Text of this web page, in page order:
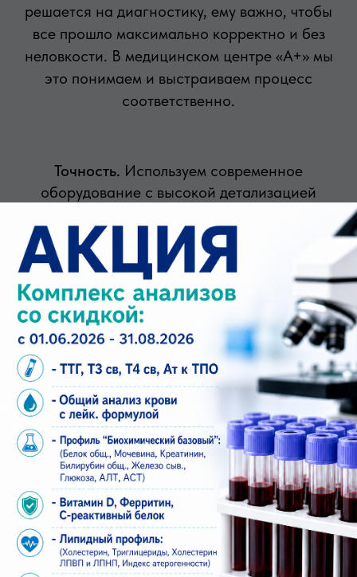
решается на диагностику, ему важно, чтобы
все прошло максимально корректно и без
неловкости. В медицинском центре «А+» мы
это понимаем и выстраиваем процесс
соответственно.
Точность. Используем современное
оборудование с высокой детализацией
небольшие изменения и формировать
объективное заключение.
Деликатность и конфиденциальность.
Исследование проводится тактично, в
отдельном кабинете. Врач объясняет
действия и отвечает на вопросы без давления
и оценок.
Удобство.Прием по записи, без очередей.
Можно выбрать время под рабочий график.